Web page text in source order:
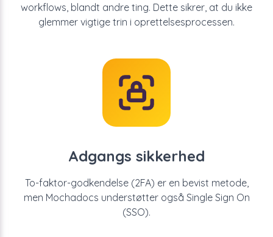
workflows, blandt andre ting. Dette sikrer, at du ikke
glemmer vigtige trin i oprettelsesprocessen.
Adgangs sikkerhed
To-faktor-godkendelse (2FA) er en bevist metode,
men Mochadocs understøtter også Single Sign On
(SSO).